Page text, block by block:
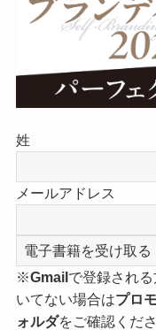
姓
メールアドレス
※Gmailで登録され
いてない場合はプロ
ォルダをご確認くだ